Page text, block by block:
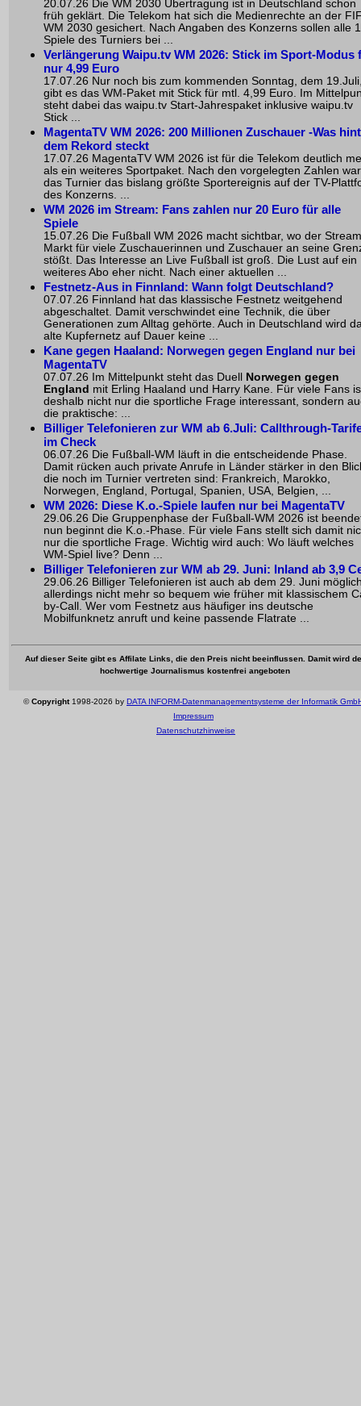
20.07.26 Die WM 2030 Übertragung ist in Deutschland schon
früh geklärt. Die Telekom hat sich die Medienrechte an der
WM 2030 gesichert. Nach Angaben des Konzerns sollen alle
Spiele des Turniers bei ...
Verlängerung Waipu.tv WM 2026: Stick im Sport-Modus
nur 4,99 Euro
17.07.26 Nur noch bis zum kommenden Sonntag, dem
gibt es das WM-Paket mit Stick für mtl. 4,99 Euro. Im
steht dabei das waipu.tv Start-Jahrespaket inklusive waipu.tv
Stick ...
MagentaTV WM 2026: 200 Millionen Zuschauer -Was
dem Rekord steckt
17.07.26 MagentaTV WM 2026 ist für die Telekom deutlich
als ein weiteres Sportpaket. Nach den vorgelegten Zahlen war
das Turnier das bislang größte Sportereignis auf der TV-
des Konzerns. ...
WM 2026 im Stream: Fans zahlen nur 20 Euro für alle
Spiele
15.07.26 Die Fußball WM 2026 macht sichtbar, wo der
Markt für viele Zuschauerinnen und Zuschauer an seine
stößt. Das Interesse an Live Fußball ist groß. Die Lust auf ein
weiteres Abo eher nicht. Nach einer aktuellen ...
Festnetz-Aus in Finnland: Wann folgt Deutschland?
07.07.26 Finnland hat das klassische Festnetz weitgehend
abgeschaltet. Damit verschwindet eine Technik, die über
Generationen zum Alltag gehörte. Auch in Deutschland wird
alte Kupfernetz auf Dauer keine ...
Kane gegen Haaland: Norwegen gegen England nur bei
MagentaTV
07.07.26 Im Mittelpunkt steht das Duell
Norwegen gegen
England mit Erling Haaland und Harry Kane. Für viele Fans
deshalb nicht nur die sportliche Frage interessant, sondern
die praktische: ...
Billiger Telefonieren zur WM ab 6.Juli: Callthrough-
im Check
06.07.26 Die Fußball-WM läuft in die entscheidende Phase.
Damit rücken auch private Anrufe in Länder stärker in den
die noch im Turnier vertreten sind: Frankreich, Marokko,
Norwegen, England, Portugal, Spanien, USA, Belgien, ...
WM 2026: Diese K.o.-Spiele laufen nur bei MagentaTV
29.06.26 Die Gruppenphase der Fußball-WM 2026 ist
nun beginnt die K.o.-Phase. Für viele Fans stellt sich damit
nur die sportliche Frage. Wichtig wird auch: Wo läuft welches
WM-Spiel live? Denn ...
Billiger Telefonieren zur WM ab 29. Juni: Inland ab 3,9
29.06.26 Billiger Telefonieren ist auch ab dem 29. Juni
allerdings nicht mehr so bequem wie früher mit klassischem
by-Call. Wer vom Festnetz aus häufiger ins deutsche
Mobilfunknetz anruft und keine passende Flatrate ...
Auf dieser Seite gibt es Affilate Links, die den Preis nicht beeinflussen. Damit wird
hochwertige Journalismus kostenfrei angeboten
©Copyright1998-2026 by DATA INFORM-Datenmanagementsysteme der Informatik
Impressum
Datenschutzhinweise